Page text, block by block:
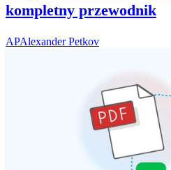
kompletny przewodnik
APAlexander Petkov